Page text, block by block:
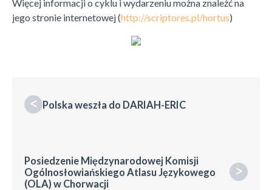
Więcej informacji o cyklu i wydarzeniu można znaleźć na
jego stronie internetowej (http://scriptores.pl/hortus)
< Polska weszła do DARIAH-ERIC
>
Posiedzenie Międzynarodowej Komisji
Ogólnosłowiańskiego Atlasu Językowego
(OLA) w Chorwacji